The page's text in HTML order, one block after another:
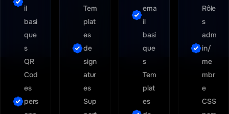
il
basi
que
s
QR
Cod
es
pers
Tem
plat
es
de
sign
atur
es
Sup
ema
il
basi
que
s
Tem
plat
es
Rôle
s
adm
in/
me
mbr
e
CSS